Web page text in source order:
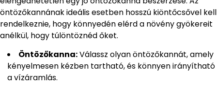
öntözőkannának ideális esetben hosszú kiöntőcsővel kell
rendelkeznie, hogy könnyedén elérd a növény gyökereit
anélkül, hogy túlöntöznéd őket.
Öntözőkanna:Válassz olyan öntözőkannát, amely
kényelmesen kézben tartható, és könnyen irányítható
a vízáramlás.